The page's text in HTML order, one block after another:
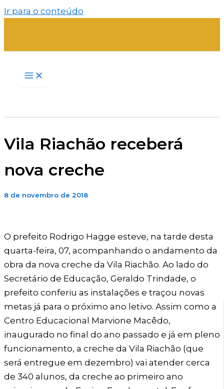
Ir para o conteúdo
Vila Riachão receberá
nova creche
8 de novembro de 2018
O prefeito Rodrigo Hagge esteve, na tarde desta
quarta-feira, 07, acompanhando o andamento da
obra da nova creche da Vila Riachão. Ao lado do
Secretário de Educação, Geraldo Trindade, o
prefeito conferiu as instalações e traçou novas
metas já para o próximo ano letivo. Assim como a
Centro Educacional Marvione Macêdo,
inaugurado no final do ano passado e já em pleno
funcionamento, a creche da Vila Riachão (que
será entregue em dezembro) vai atender cerca
de 340 alunos, da creche ao primeiro ano